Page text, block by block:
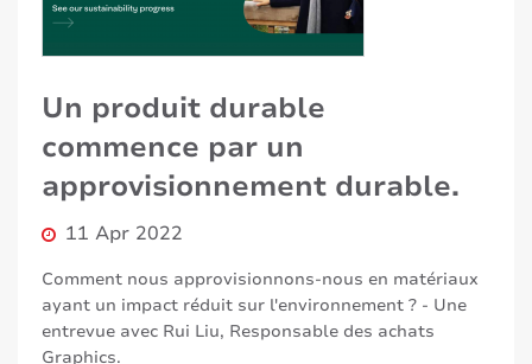
Un produit durable
commence par un
approvisionnement durable.
11 Apr 2022
Comment nous approvisionnons-nous en matériaux
ayant un impact réduit sur l'environnement ? - Une
entrevue avec Rui Liu, Responsable des achats
Graphics.